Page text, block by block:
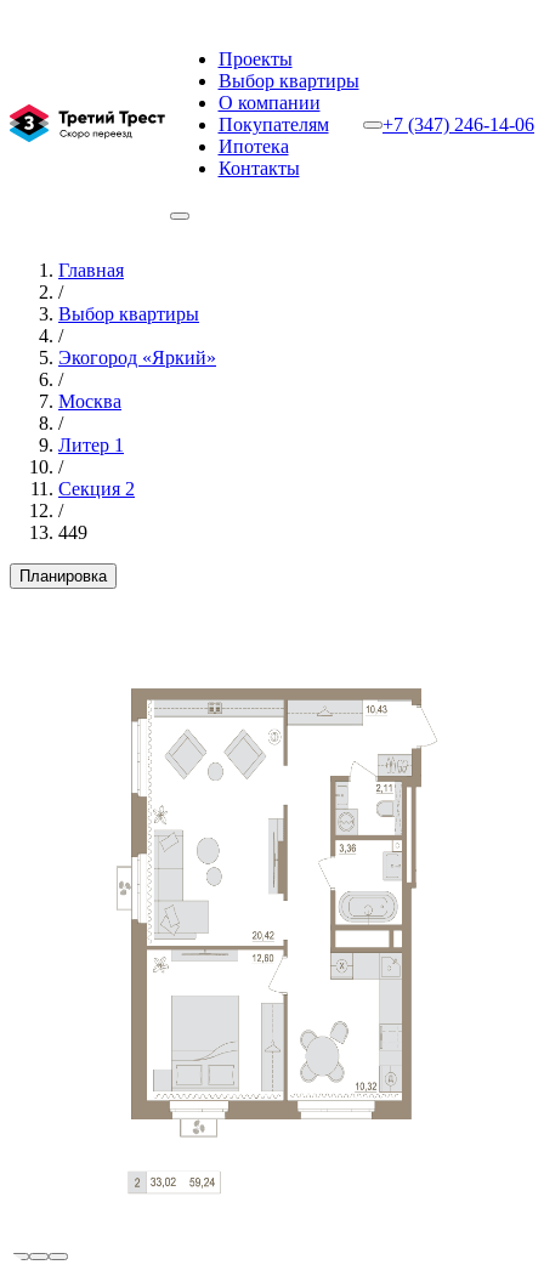
Проекты
Выбор квартиры
О компании
Покупателям
Ипотека
Контакты
+7 (347) 246-14-06
Главная
/
Выбор квартиры
/
Экогород «Яркий»
/
Москва
/
Литер 1
/
Секция 2
/
449
Планировка